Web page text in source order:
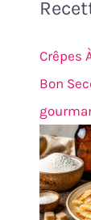
Crêpes
Bon